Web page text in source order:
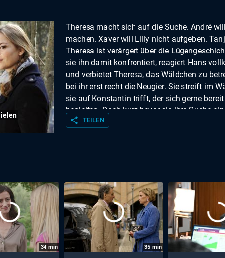
Theresa macht sich auf die Suche. André
machen. Xaver will Lilly nicht aufgeben.
Theresa ist verärgert über die
sie ihn damit konfrontiert, reagiert Hans
und verbietet Theresa, das Wäldchen zu
bei ihr erst recht die Neugier. Sie streift im
sie auf Konstantin trifft, der sich gerne bereit
begleiten. Doch kurz bevor sie ihre Suche
Theresa eine mit Moos bewachsene
die Auseinandersetzung mit ihrer Krankheit
sich keinen Illusionen hingeben. Xaver hat
seine Freundin Lilly in München besucht.
jedoch mit, dass sie sich überlegt, einen
reichen Verehrers anzunehmen. Vorher
Xaver noch einmal treffen. Der reagiert
Viola einen Schulranzen für Fabien schickt,
share TEILEN
34 min 35 min